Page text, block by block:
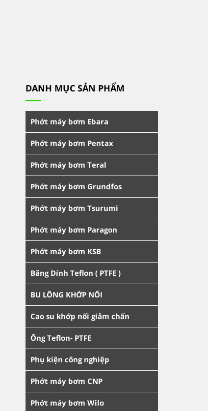
DANH MỤC SẢN PHẨM
Phớt máy bơm Ebara
Phớt máy bơm Pentax
Phớt máy bơm Teral
Phớt máy bơm Grundfos
Phớt máy bơm Tsurumi
Phớt máy bơm Paragon
Phớt máy bơm KSB
Băng Dính Teflon ( PTFE )
BU LÔNG KHỚP NỐI
Cao su khớp nối giảm chấn
Ống Teflon- PTFE
Phụ kiện công nghiệp
Phớt máy bơm CNP
Phớt máy bơm Wilo